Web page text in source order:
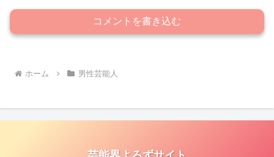
コメントを書き込む
ホーム 男性芸能人